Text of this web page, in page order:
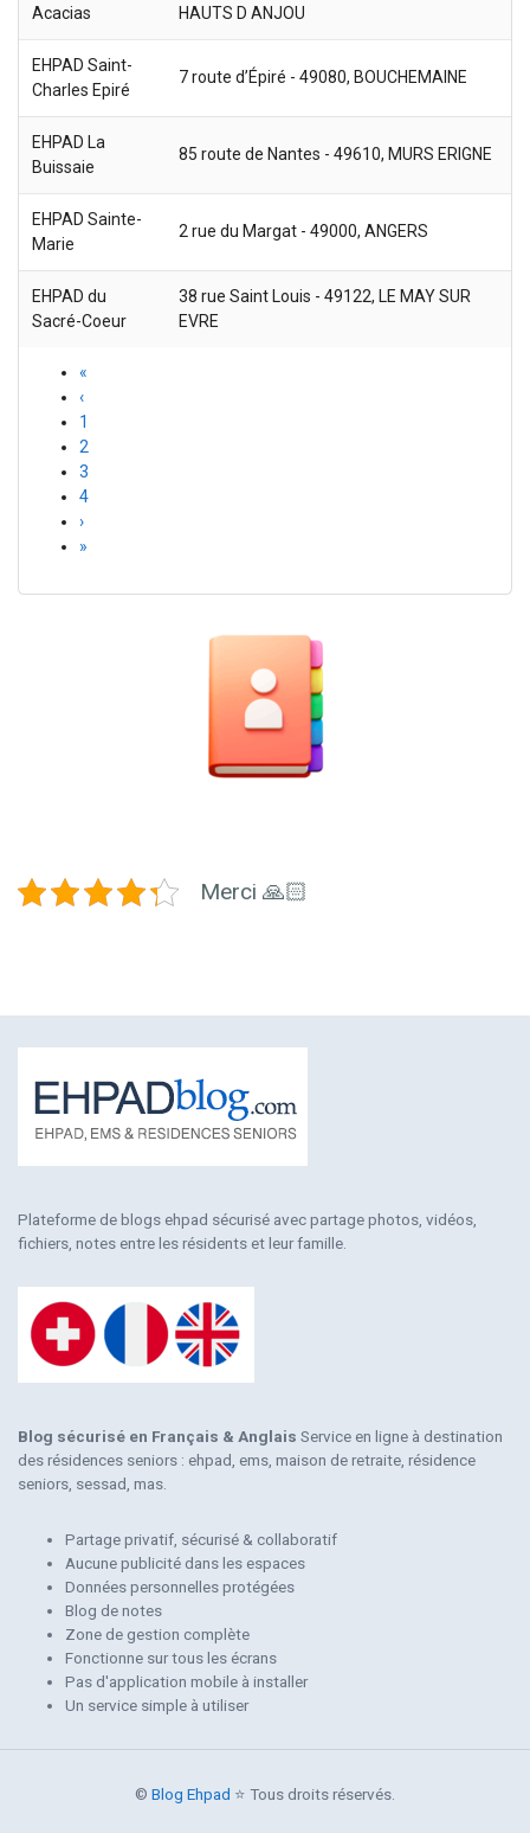
Acacias
HAUTS D ANJOU
EHPAD Saint-
Charles Epiré
7 route d’Épiré - 49080, BOUCHEMAINE
EHPAD La
Buissaie
85 route de Nantes - 49610, MURS ERIGNE
EHPAD Sainte-
Marie
2 rue du Margat - 49000, ANGERS
EHPAD du
Sacré-Coeur
38 rue Saint Louis - 49122, LE MAY SUR
EVRE
«
‹
1
2
3
4
›
»
Merci 🙏🏻
Plateforme de blogs ehpad sécurisé avec partage photos, vidéos,
fichiers, notes entre les résidents et leur famille.
Blog sécurisé en Français & Anglais Service en ligne à destination
des résidences seniors : ehpad, ems, maison de retraite, résidence
seniors, sessad, mas.
Partage privatif, sécurisé & collaboratif
Aucune publicité dans les espaces
Données personnelles protégées
Blog de notes
Zone de gestion complète
Fonctionne sur tous les écrans
Pas d'application mobile à installer
Un service simple à utiliser
© Blog Ehpad ⭐ Tous droits réservés.